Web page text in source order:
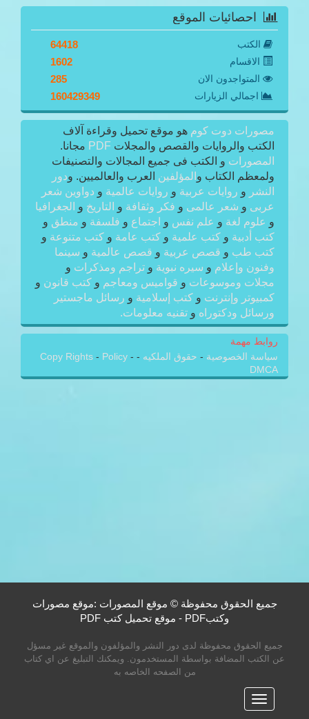
احصائيات الموقع
الكتب 64418
الاقسام 1602
المتواجدون الان 285
اجمالي الزيارات 160429349
مصورات دوت كوم هو موقع تحميل وقراءة آلاف
الكتب والروايات والقصص والمجلات PDF مجانا.
المصورات و الكتب فى جميع المجالات والتصنيفات
ولمعظم الكتاب و المؤلفين العرب والعالميين. ودور
النشر و روايات عربية و روايات عالمية و دواوين شعر
عربى و شعر عالمى و فكر وثقافة و التاريخ و الجغرافيا
و علوم لغة و علم نفس و اجتماع و فلسفة و منطق و
كتب أدبية و كتب علمية و كتب عامة و كتب متنوعة و
كتب طب و قصص عربية و قصص عالمية و سينما
وفنون وإعلام و سيره نبوية و تراجم ومذكرات و
مجلات وموسوعات و قواميس ومعاجم و كتب قانون و
كمبيوتر وإنترنت و كتب إسلامية و رسائل ماجستير
ورسائل ودكتوراه و تقنيه معلومات.
روابط مهمة
سياسة الخصوصية - حقوق الملكيه -
Copy Rights - Policy -
DMCA
جميع الحقوق محفوظة © موقع المصورات :موقع مصورات
وكتبPDF - موقع تحميل كتب PDF
جميع الحقوق محفوظة لدى دور النشر والمؤلفون والموقع غير مسؤل
عن الكتب المضافة بواسطة المستخدمون. ويمكنك التبليغ عن اي كتاب
من الصفحه الخاصه به
القائمه